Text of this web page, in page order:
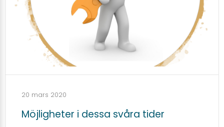
20 mars 2020
Möjligheter i dessa svåra tider